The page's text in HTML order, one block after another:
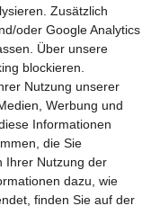
Zusätzlich
oder Google Analytics
Über unsere
blockieren.
Nutzung unserer
Werbung und
Informationen
die Sie
Ihrer Nutzung der
dazu, wie
finden Sie auf der